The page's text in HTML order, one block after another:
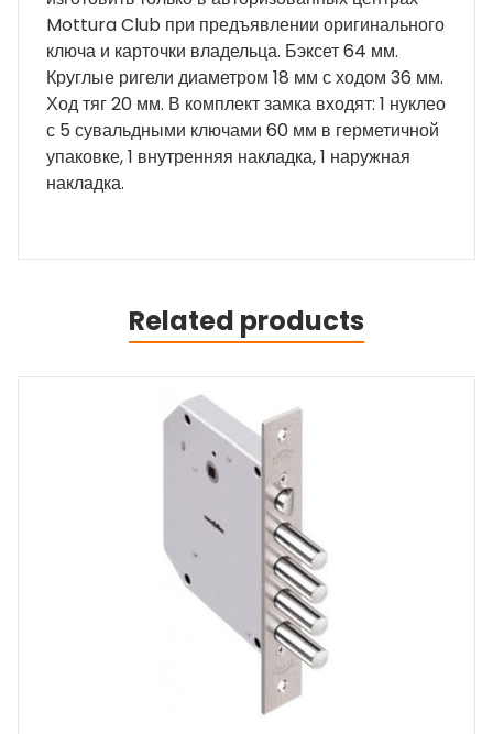
Mottura Club при предъявлении оригинального
ключа и карточки владельца. Бэксет 64 мм.
Круглые ригели диаметром 18 мм с ходом 36 мм.
Ход тяг 20 мм. В комплект замка входят: 1 нуклео
с 5 сувальдными ключами 60 мм в герметичной
упаковке, 1 внутренняя накладка, 1 наружная
накладка.
Related products